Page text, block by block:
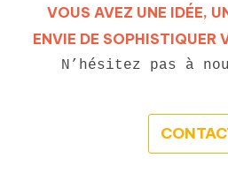
VOUS AVEZ UNE IDÉE,
ENVIE DE SOPHISTIQUER
N’hésitez pas à